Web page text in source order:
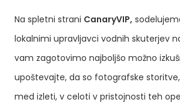
Na spletni strani CanaryVIP,
lokalnimi upravljavci vodnih skuterjev
vam zagotovimo najboljšo možno
upoštevajte, da so fotografske
med izleti, v celoti v pristojnosti teh